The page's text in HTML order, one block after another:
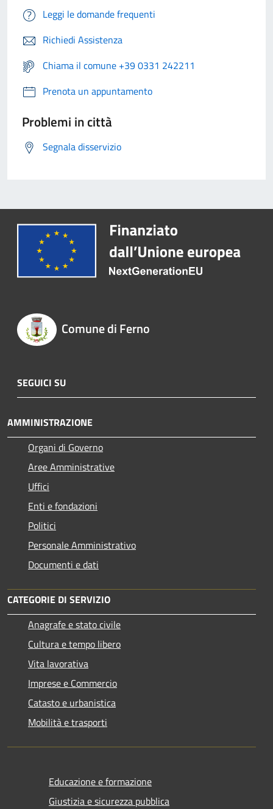
Leggi le domande frequenti
Richiedi Assistenza
Chiama il comune +39 0331 242211
Prenota un appuntamento
Problemi in città
Segnala disservizio
Comune di Ferno
SEGUICI SU
AMMINISTRAZIONE
Organi di Governo
Aree Amministrative
Uffici
Enti e fondazioni
Politici
Personale Amministrativo
Documenti e dati
CATEGORIE DI SERVIZIO
Anagrafe e stato civile
Cultura e tempo libero
Vita lavorativa
Imprese e Commercio
Catasto e urbanistica
Mobilità e trasporti
Educazione e formazione
Giustizia e sicurezza pubblica